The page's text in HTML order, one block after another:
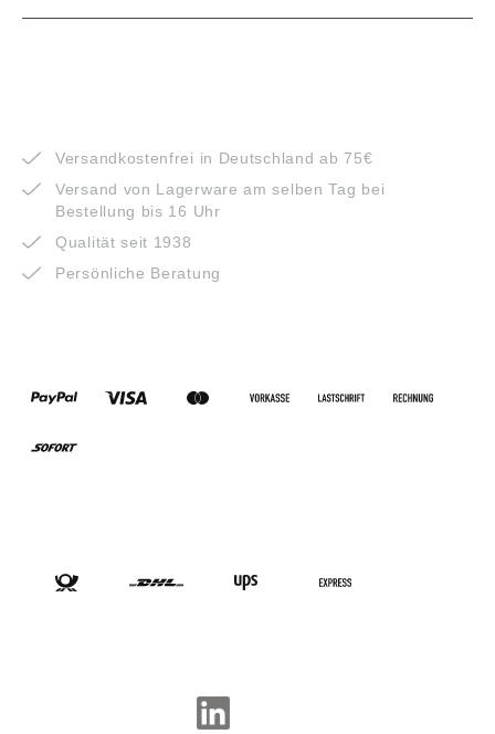
Versandkostenfrei in Deutschland ab 75€
Versand von Lagerware am selben Tag bei
Bestellung bis 16 Uhr
Qualität seit 1938
Persönliche Beratung